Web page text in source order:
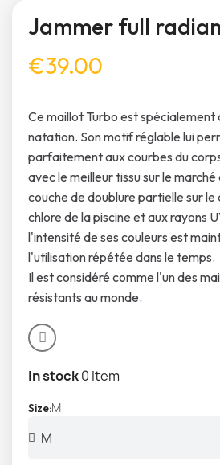
Jammer full
€39.00
Ce maillot Turbo est spécialement
natation. Son motif réglable lui
parfaitement aux courbes du
avec le meilleur tissu sur le
couche de doublure partielle sur le
chlore de la piscine et aux rayons
l'intensité de ses couleurs est
l'utilisation répétée dans le temps.
Il est considéré comme l'un des
résistants au monde.
In stock0 Item
Size M